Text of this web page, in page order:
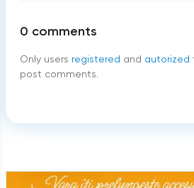
0 comments
Only users registered and autorized
post comments.